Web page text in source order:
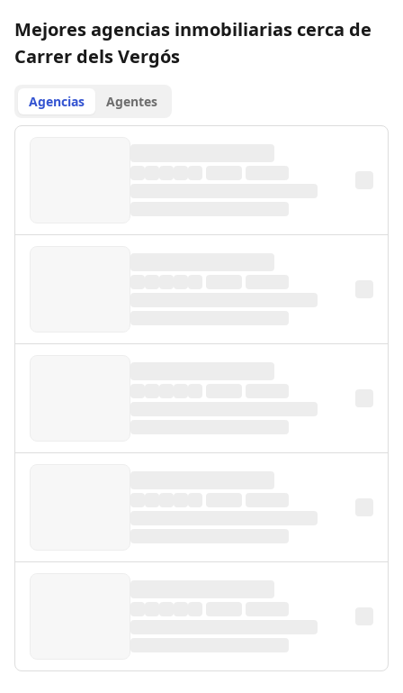
Mejores agencias inmobiliarias cerca de
Carrer dels Vergós
Agencias Agentes